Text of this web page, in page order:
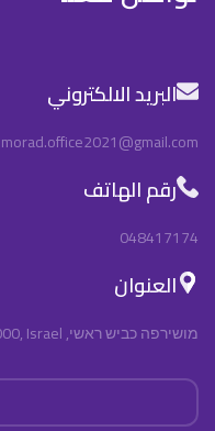
البريد الالكتروني
morad.office2021@gmail.com
رقم الهاتف
048417174
العنوان
מושירפה כביש ראשי, Ma'ale Iron, 3092000, Israel